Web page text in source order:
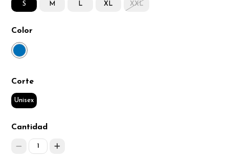
S M L XL XXL
Color
Corte
Unisex
Cantidad
1